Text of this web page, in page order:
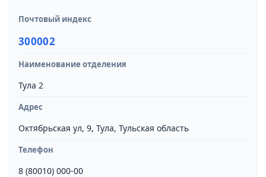
Почтовый индекс
300002
Наименование отделения
Тула 2
Адрес
Октябрьская ул, 9, Тула, Тульская область
Телефон
8 (80010) 000-00